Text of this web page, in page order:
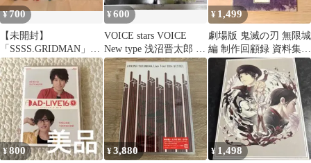
¥700
【未開封】
「SSSS.GRIDMAN」
CHARACTER SONG.3
¥600
VOICE stars VOICE
New type 浅沼晋太郎 雑
誌 声優
¥ 1,499
劇場版 鬼滅の刃 無限城
編 制作回顧録 資料集
初回限定版DVD特典
¥800 ¥3,880 ¥ 1,498